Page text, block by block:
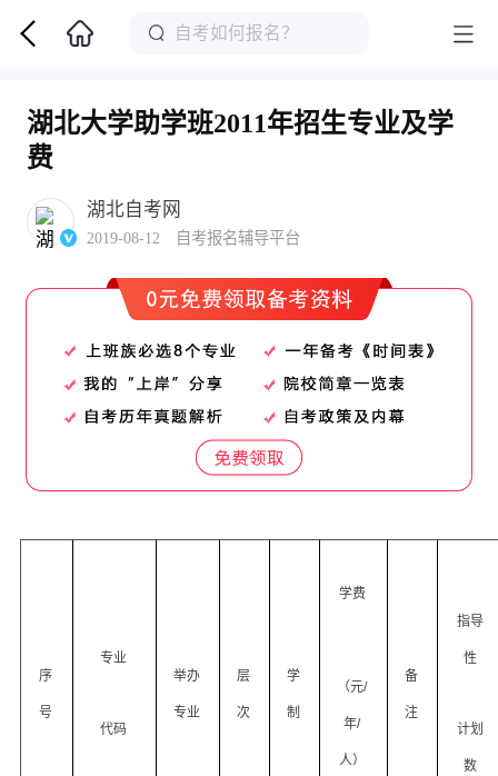
湖北大学助学班2011年招生专业及学
费
湖北自考网
2019-08-12 自考报名辅导平台
序
号
专业
代码
举办
专业
层
次
学
制
学费
（元/
年/
人）
备
注
指导
性
计划
数